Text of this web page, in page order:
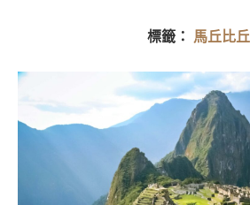
標籤： 馬丘比丘